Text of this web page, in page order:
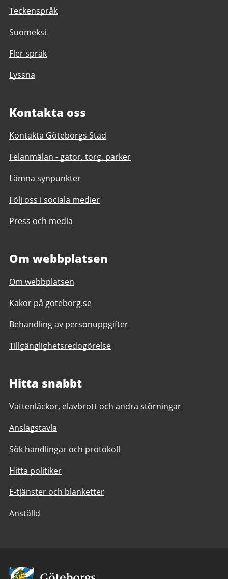
Teckenspråk
Suomeksi
Fler språk
Lyssna
Kontakta oss
Kontakta Göteborgs Stad
Felanmälan - gator, torg, parker
Lämna synpunkter
Följ oss i sociala medier
Press och media
Om webbplatsen
Om webbplatsen
Kakor på goteborg.se
Behandling av personuppgifter
Tillgänglighetsredogörelse
Hitta snabbt
Vattenläckor, elavbrott och andra störningar
Anslagstavla
Sök handlingar och protokoll
Hitta politiker
E-tjänster och blanketter
Anställd
Avsändare: